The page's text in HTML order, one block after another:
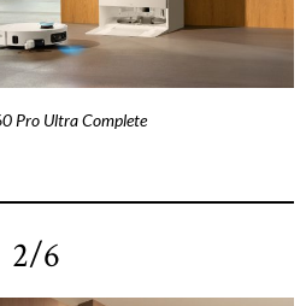
Pro Ultra Complete
2/6